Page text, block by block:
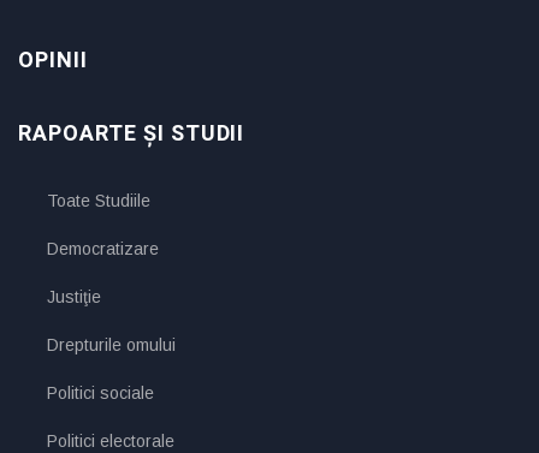
OPINII
RAPOARTE ȘI STUDII
Toate Studiile
Democratizare
Justiţie
Drepturile omului
Politici sociale
Politici electorale